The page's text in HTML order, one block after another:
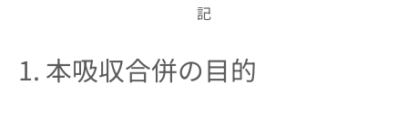
記
1. 本吸収合併の目的